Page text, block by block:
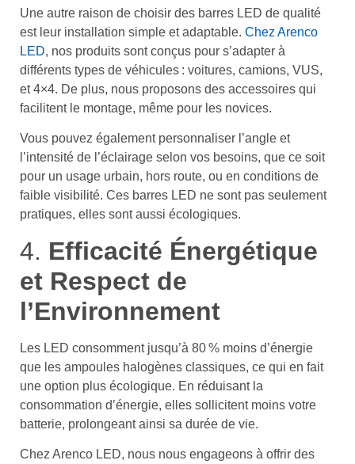
Une autre raison de choisir des barres LED de qualité
est leur installation simple et adaptable. Chez Arenco
LED, nos produits sont conçus pour s’adapter à
différents types de véhicules : voitures, camions, VUS,
et 4×4. De plus, nous proposons des accessoires qui
facilitent le montage, même pour les novices.
Vous pouvez également personnaliser l’angle et
l’intensité de l’éclairage selon vos besoins, que ce soit
pour un usage urbain, hors route, ou en conditions de
faible visibilité. Ces barres LED ne sont pas seulement
pratiques, elles sont aussi écologiques.
4. Efficacité Énergétique
et Respect de
l’Environnement
Les LED consomment jusqu’à 80 % moins d’énergie
que les ampoules halogènes classiques, ce qui en fait
une option plus écologique. En réduisant la
consommation d’énergie, elles sollicitent moins votre
batterie, prolongeant ainsi sa durée de vie.
Chez Arenco LED, nous nous engageons à offrir des